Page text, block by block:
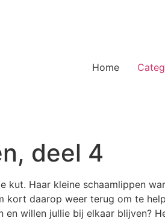
Home
deel 4
kut. Haar kleine schaamlippen
daarop weer terug om te
willen jullie bij elkaar blijven?